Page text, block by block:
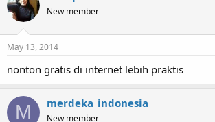
New member
May 13, 2014
nonton gratis di internet lebih praktis
M merdeka_indonesia
New member